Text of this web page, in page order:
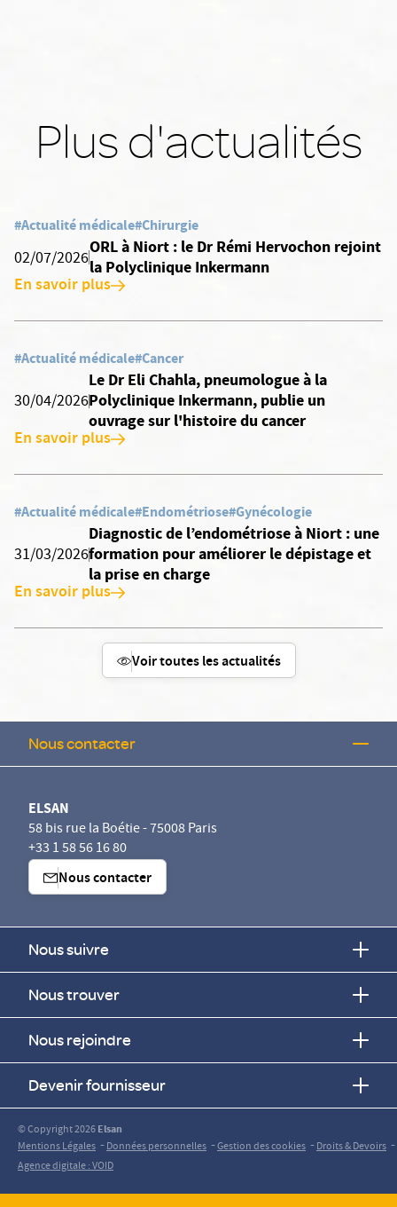
Plus d'actualités
#Actualité médicale#Chirurgie
02/07/2026
ORL à Niort : le Dr Rémi Hervochon rejoint
la Polyclinique Inkermann
En savoir plus
#Actualité médicale#Cancer
30/04/2026
Le Dr Eli Chahla, pneumologue à la
Polyclinique Inkermann, publie un
ouvrage sur l'histoire du cancer
En savoir plus
#Actualité médicale#Endométriose#Gynécologie
31/03/2026
Diagnostic de l’endométriose à Niort : une
formation pour améliorer le dépistage et
la prise en charge
En savoir plus
Voir toutes les actualités
Nous contacter
ELSAN
58 bis rue la Boétie - 75008 Paris
+33 1 58 56 16 80
Nous contacter
Nous suivre
Nous trouver
Nous rejoindre
Devenir fournisseur
© Copyright 2026Elsan
Mentions Légales -Données personnelles -Gestion des cookies -Droits & Devoirs -
Agence digitale : VOID